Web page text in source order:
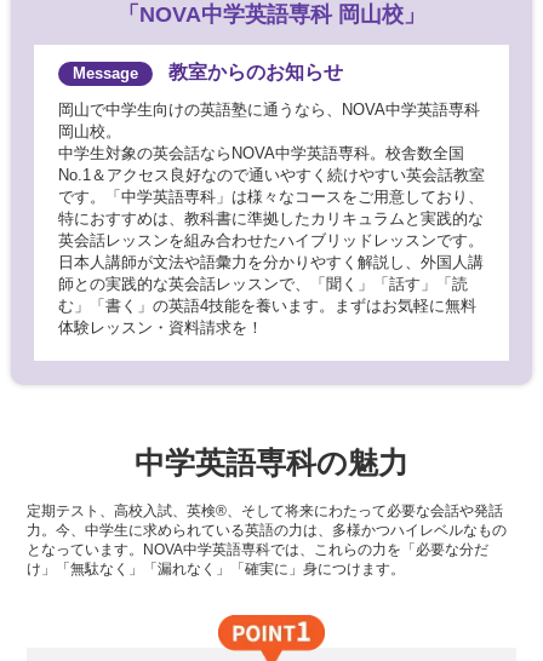
「NOVA中学英語専科 岡山校」
教室からのお知らせ
岡山で中学生向けの英語塾に通うなら、NOVA中学英語専科
岡山校。
中学生対象の英会話ならNOVA中学英語専科。校舎数全国
No.1＆アクセス良好なので通いやすく続けやすい英会話教室
です。「中学英語専科」は様々なコースをご用意しており、
特におすすめは、教科書に準拠したカリキュラムと実践的な
英会話レッスンを組み合わせたハイブリッドレッスンです。
日本人講師が文法や語彙力を分かりやすく解説し、外国人講
師との実践的な英会話レッスンで、「聞く」「話す」「読
む」「書く」の英語4技能を養います。まずはお気軽に無料
体験レッスン・資料請求を！
中学英語専科の魅力
定期テスト、高校入試、英検®、そして将来にわたって必要な会話や発話
力。今、中学生に求められている英語の力は、多様かつハイレベルなもの
となっています。NOVA中学英語専科では、これらの力を「必要な分だ
け」「無駄なく」「漏れなく」「確実に」身につけます。